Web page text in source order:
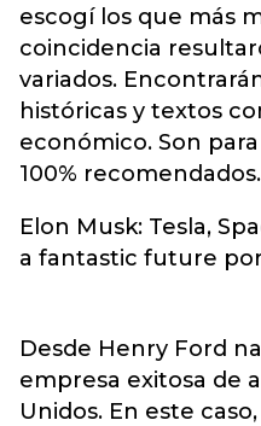
escogí los que más
coincidencia
variados.
históricas y textos
económico. Son
100% recomendados.
Elon Musk: Tesla,
a fantastic future
Desde Henry Ford
empresa exitosa de
Unidos. En este